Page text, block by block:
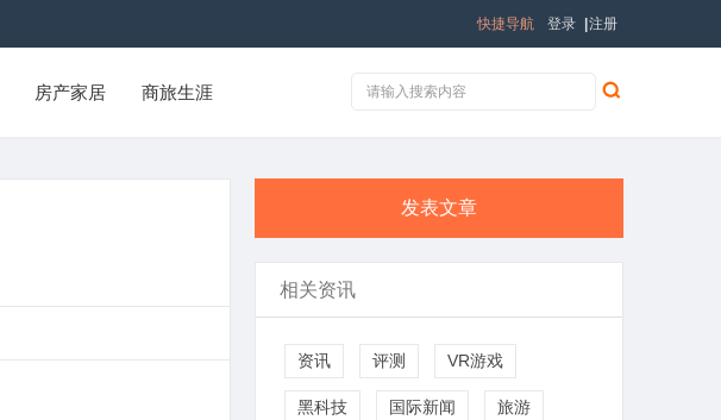
登录 注册
快捷导航
房产家居 商旅生涯
发表文章
相关资讯
资讯 评测 VR游戏
黑科技 国际新闻 旅游